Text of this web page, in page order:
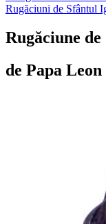
Rugăciuni de Sfântul
Rugăciune
de Papa